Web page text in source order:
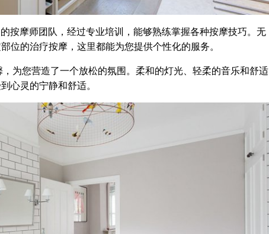
按摩师团队，经过专业培训，能够熟练掌握各种按摩技巧。无
位的治疗按摩，这里都能为您提供个性化的服务。
为您营造了一个放松的氛围。柔和的灯光、轻柔的音乐和舒适
心灵的宁静和舒适。